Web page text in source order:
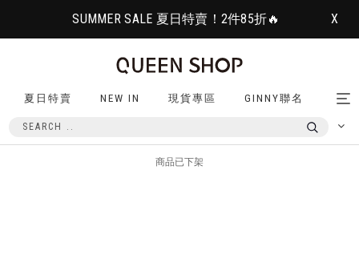
SUMMER SALE 夏日特賣！2件85折🔥 X
夏日特賣 NEW IN 現貨專區 GINNY聯名
商品已下架